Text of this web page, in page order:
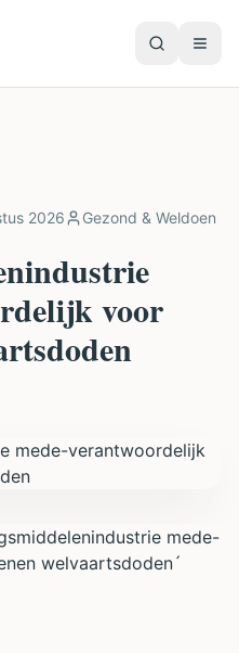
2026 Gezond & Weldoen
voor
mede-
welvaartsdoden´